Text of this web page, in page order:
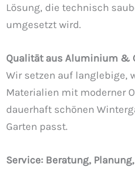
Lösung, die technisch
umgesetzt wird.
Qualität aus Aluminium &
Wir setzen auf langlebige,
Materialien mit moderner
dauerhaft schönen
Garten passt.
Service: Beratung,